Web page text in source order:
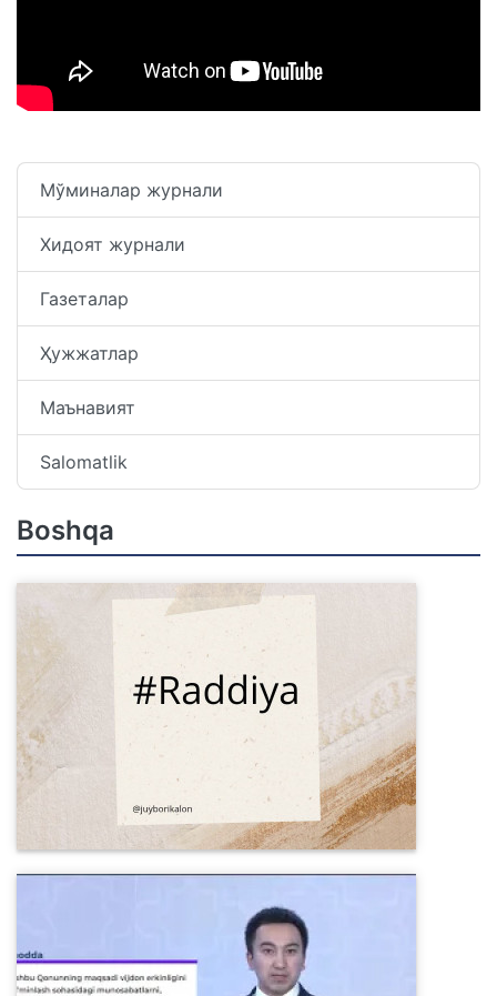
Мўминалар журнали
Хидоят журнали
Газеталар
Ҳужжатлар
Маънавият
Salomatlik
Boshqa